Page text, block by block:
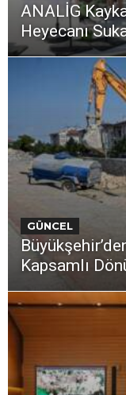
ANALİG
Heyecanı
GÜNCEL
Kapsamlı